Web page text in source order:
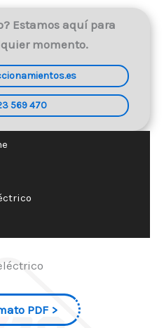
Estamos aquí para
momento.
569 470
PDF